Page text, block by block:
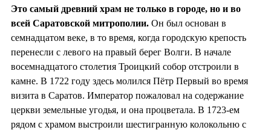
Это самый древний храм не только в городе, но и во
всей Саратовской митрополии. Он был основан в
семнадцатом веке, в то время, когда городскую крепость
перенесли с левого на правый берег Волги. В начале
восемнадцатого столетия Троицкий собор отстроили в
камне. В 1722 году здесь молился Пётр Первый во время
визита в Саратов. Император пожаловал на содержание
церкви земельные угодья, и она процветала. В 1723-ем
рядом с храмом выстроили шестигранную колокольню с